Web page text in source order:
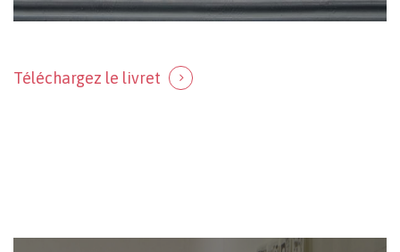
Téléchargez le livret